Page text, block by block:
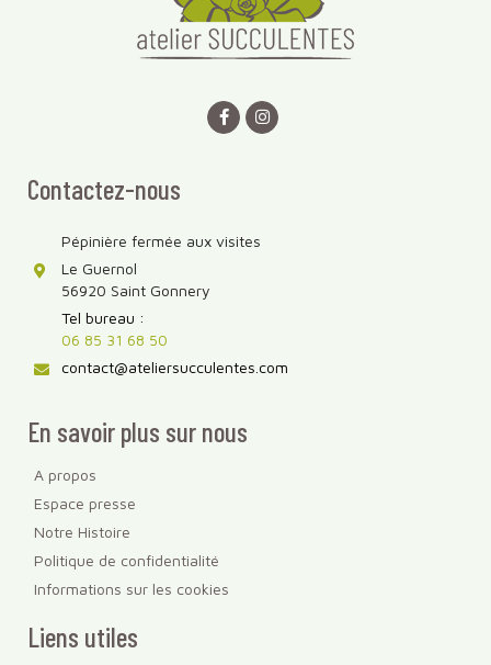
En savoir plus sur nous
A propos
Espace presse
Notre Histoire
Politique de confidentialité
Informations sur les cookies
Liens utiles
Contactez-nous
Pépinière fermée aux visites
Le Guernol
56920 Saint Gonnery
Tel bureau :
06 85 31 68 50
contact@ateliersucculentes.com